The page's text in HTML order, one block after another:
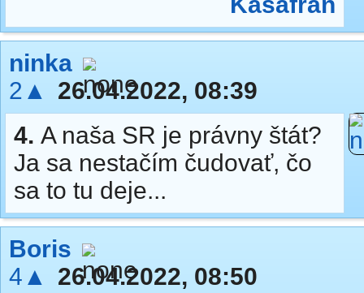
ninka
2▲
26.04.2022, 08:39
4. A naša SR je právny štát?
Ja sa nestačím čudovať, čo
sa to tu deje...
Boris
4▲
26.04.2022, 08:50